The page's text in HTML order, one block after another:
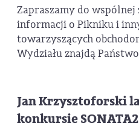
Zapraszamy do wspólnej
informacji o Pikniku i
towarzyszących
Wydziału znajdą
Jan Krzysztoforski
konkursie